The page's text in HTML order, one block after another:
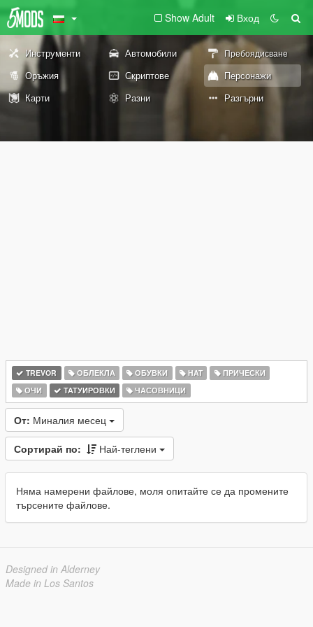
Show Adult Вход
Инструменти Автомобили Пребоядисване
Оръжия Скриптове
Персонажи
Карти
Разни Разгърни
TREVOR ОБЛЕКЛА ОБУВКИ HAT
ПРИЧЕСКИ
ОЧИ
ТАТУИРОВКИ ЧАСОВНИЦИ
От: Миналия месец
Сортирай по: Най-теглени
Няма намерени файлове, моля опитайте се да промените
търсените файлове.
Designed in Alderney
Made in Los Santos